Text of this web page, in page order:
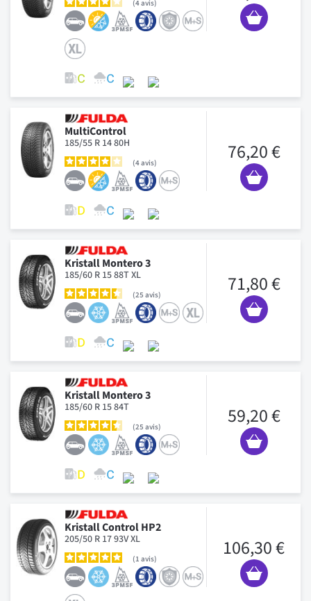
4avis
MultiControl
185/55 R 14 80H
4avis 76,20 €
Kristall Montero 3
185/60 R 15 88T XL
25 avis 71,80 €
Kristall Montero 3
185/60 R 15 84T
25 avis 59,20 €
Kristall Control HP2
205/50 R 17 93V XL
1 avis 106,30 €